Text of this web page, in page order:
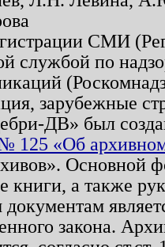
СМИ
службой по
зарубежные
ДВ» был
125 «Об
Основной
книги, а также
закона.